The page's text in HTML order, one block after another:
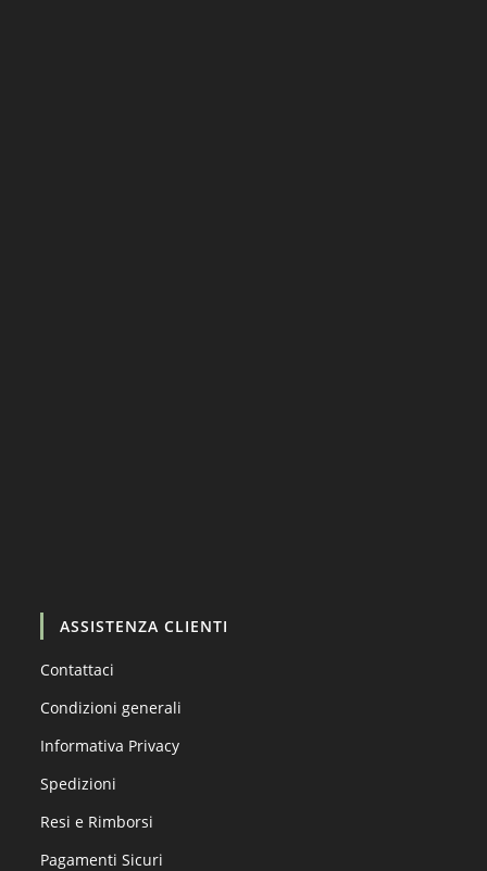
ASSISTENZA CLIENTI
Contattaci
Condizioni generali
Informativa Privacy
Spedizioni
Resi e Rimborsi
Pagamenti Sicuri